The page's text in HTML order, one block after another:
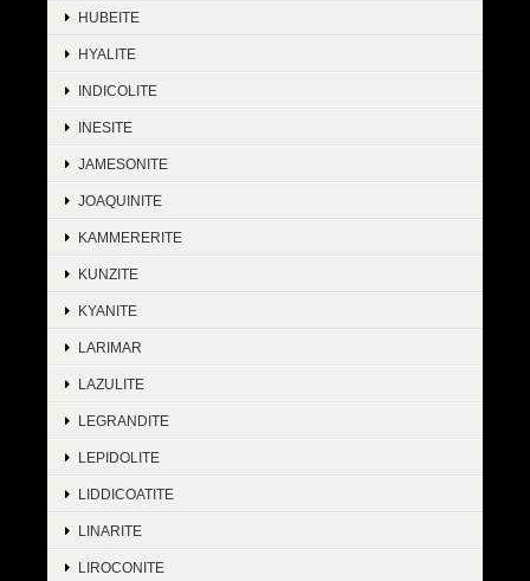
HUBEITE
HYALITE
INDICOLITE
INESITE
JAMESONITE
JOAQUINITE
KAMMERERITE
KUNZITE
KYANITE
LARIMAR
LAZULITE
LEGRANDITE
LEPIDOLITE
LIDDICOATITE
LINARITE
LIROCONITE